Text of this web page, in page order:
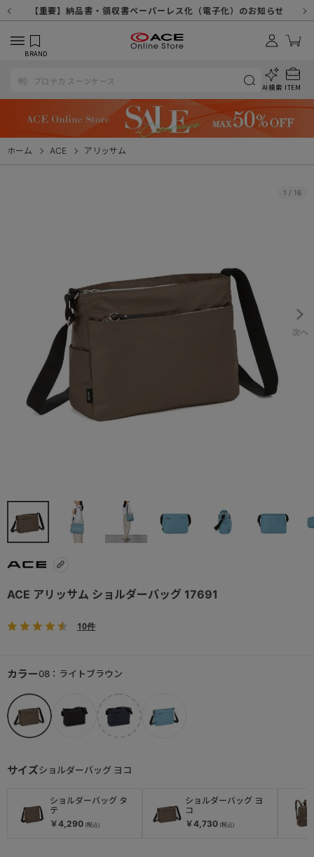
【重要】令和８年熊本地震に伴う配送への影響について
【重要】納品書・領収書ペーパーレス化（電子化）のお知らせ
【重要】天候不良や交通状況・物量増等に伴う配送への影響について
【重要】悪質な詐欺サイトにご注意ください
【重要】各種メールが届かない場合に関しまして
【重要】お問い合わせのご対応に関しまして
【重要】SNSのなりすまし詐欺にご注意ください
BRAND
AI検索 ITEM
ホーム ACE アリッサム
1 / 16
ACE アリッサム ショルダーバッグ 17691
10件
サイズショルダーバッグ ヨコ
ショルダーバッグ タ
テ
￥4,290
ショルダーバッグ ヨ
コ
￥4,730
カラー08：ライトブラウン